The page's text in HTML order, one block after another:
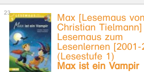
Max [Lesemaus von
Christian
Lesemaus zum
Lesenlernen [2001-
(Lesestufe 1)
Max ist ein Vampir